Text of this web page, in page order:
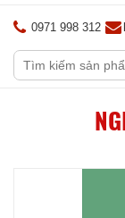
0971 998 312